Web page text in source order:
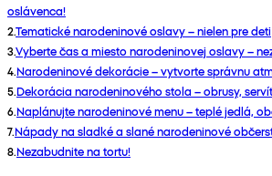
oslávenca!
2.Tematické narodeninové oslavy – nielen pre deti
3.Vyberte čas a miesto narodeninovej oslavy –
4.Narodeninové dekorácie – vytvorte správnu
5.Dekorácia narodeninového stola – obrusy,
6.Naplánujte narodeninové menu – teplé jedlá,
7.Nápady na sladké a slané narodeninové
8.Nezabudnite na tortu!